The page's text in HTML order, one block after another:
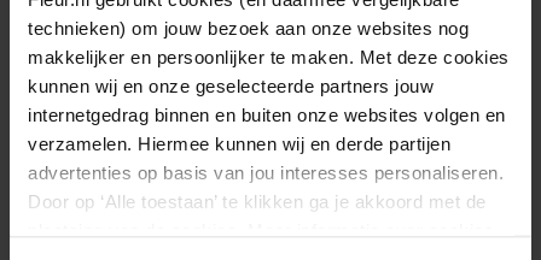
technieken) om jouw bezoek aan onze websites nog
makkelijker en persoonlijker te maken. Met deze cookies
kunnen wij en onze geselecteerde partners jouw
internetgedrag binnen en buiten onze websites volgen en
verzamelen. Hiermee kunnen wij en derde partijen
advertenties op basis van jou interesses personaliseren.
Door op ‘Alle toestaan’ te klikken ga je akkoord met de
onder gecontroleerd zonlicht en de plant
is daardoor nog niet gewend aan direct
zonlicht. Laat de plant dus geleidelijk
hieraan wennen. Zo verkleint u de kans op
verbranding van het blad.
Geef de plant opnieuw water wanneer de